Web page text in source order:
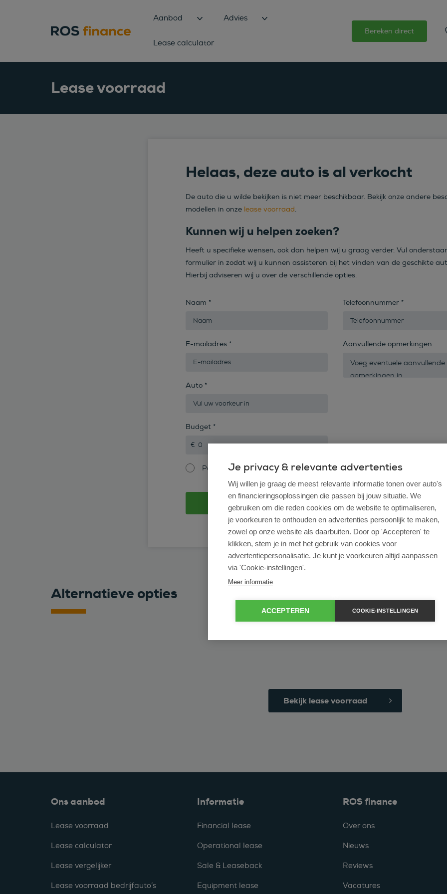
Aanbod Advies
Lease calculator
Bereken direct
Lease voorraad
Helaas, deze auto is al verkocht
De auto die u wilde bekijken is niet meer beschikbaar. Bekijk onze andere
modellen in onze lease voorraad.
Kunnen wij u helpen zoeken?
Heeft u specifieke wensen, ook dan helpen wij u graag verder. Vul
formulier in zodat wij u kunnen assisteren bij het vinden van de geschikte
Hierbij adviseren wij u over de verschillende opties.
Naam *
E-mailadres *
Auto *
Budget *
Particulier Zakelijk
Telefoonnummer *
Aanvullende opmerkingen
of bekijk ons volledige lease voorraad
Alternatieve opties
Bekijk lease voorraad
Ons aanbod
Lease voorraad
Lease calculator
Lease vergelijker
Lease voorraad bedrijfauto’s
Informatie
Financial lease
Operational lease
Sale & Leaseback
Equipment lease
ROS finance
Over ons
Nieuws
Reviews
Vacatures
Je privacy & relevante advertenties
Wij willen je graag de meest relevante informatie tonen over auto's
en financieringsoplossingen die passen bij jouw situatie. We
gebruiken om die reden cookies om de website te optimaliseren,
je voorkeuren te onthouden en advertenties persoonlijk te maken,
zowel op onze website als daarbuiten. Door op 'Accepteren' te
klikken, stem je in met het gebruik van cookies voor
advertentiepersonalisatie. Je kunt je voorkeuren altijd aanpassen
via 'Cookie-instellingen'.
Meer informatie
ACCEPTEREN COOKIE-INSTELLINGEN